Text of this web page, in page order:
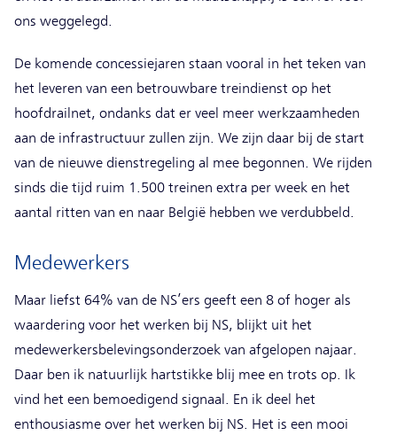
ons weggelegd.
De komende concessiejaren staan vooral in het teken van
het leveren van een betrouwbare treindienst op het
hoofdrailnet, ondanks dat er veel meer werkzaamheden
aan de infrastructuur zullen zijn. We zijn daar bij de start
van de nieuwe dienstregeling al mee begonnen. We rijden
sinds die tijd ruim 1.500 treinen extra per week en het
aantal ritten van en naar België hebben we verdubbeld.
Medewerkers
Maar liefst 64% van de NS’ers geeft een 8 of hoger als
waardering voor het werken bij NS, blijkt uit het
medewerkersbelevingsonderzoek van afgelopen najaar.
Daar ben ik natuurlijk hartstikke blij mee en trots op. Ik
vind het een bemoedigend signaal. En ik deel het
enthousiasme over het werken bij NS. Het is een mooi